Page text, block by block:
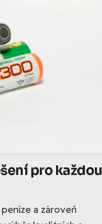
pro každou
a zároveň